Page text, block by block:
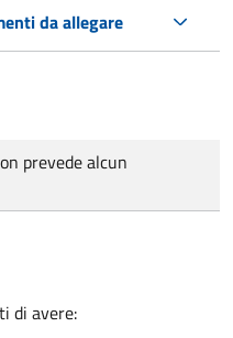
da allegare
prevede alcun
di avere: